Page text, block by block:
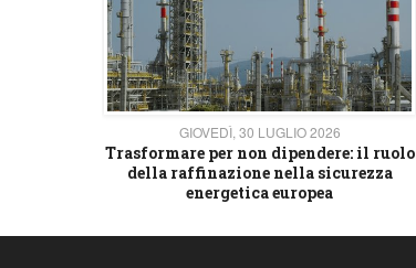
GIOVEDÌ, 30 LUGLIO 2026
Trasformare per non dipendere: il ruolo
della raffinazione nella sicurezza
energetica europea